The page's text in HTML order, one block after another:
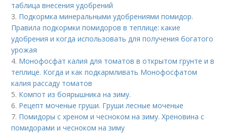
таблица внесения удобрений
3. Подкормка минеральными удобрениями помидор.
Правила подкормки помидоров в теплице: какие
удобрения и когда использовать для получения богатого
урожая
4. Монофосфат калия для томатов в открытом грунте и в
теплице. Когда и как подкармливать Монофосфатом
калия рассаду томатов
5. Компот из боярышника на зиму.
6. Рецепт моченые груши. Груши лесные моченые
7. Помидоры с хреном и чесноком на зиму. Хреновина с
помидорами и чесноком на зиму